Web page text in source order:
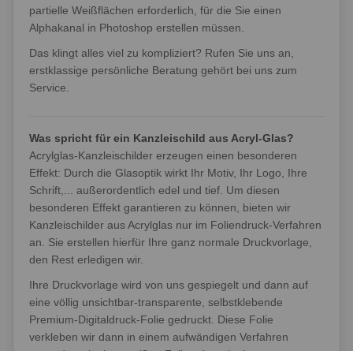
partielle Weißflächen erforderlich, für die Sie einen
Alphakanal in Photoshop erstellen müssen.
Das klingt alles viel zu kompliziert? Rufen Sie uns an,
erstklassige persönliche Beratung gehört bei uns zum
Service.
Was spricht für ein Kanzleischild aus Acryl-Glas?
Acrylglas-Kanzleischilder erzeugen einen besonderen
Effekt: Durch die Glasoptik wirkt Ihr Motiv, Ihr Logo, Ihre
Schrift,... außerordentlich edel und tief. Um diesen
besonderen Effekt garantieren zu können, bieten wir
Kanzleischilder aus Acrylglas nur im Foliendruck-Verfahren
an. Sie erstellen hierfür Ihre ganz normale Druckvorlage,
den Rest erledigen wir.
Ihre Druckvorlage wird von uns gespiegelt und dann auf
eine völlig unsichtbar-transparente, selbstklebende
Premium-Digitaldruck-Folie gedruckt. Diese Folie
verkleben wir dann in einem aufwändigen Verfahren